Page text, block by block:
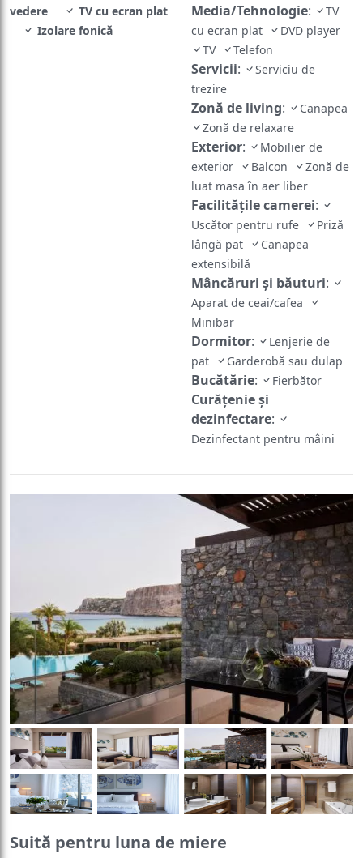
vedere
TV cu ecran plat
Izolare fonică
Media/Tehnologie:
TV
cu ecran plat
DVD player
TV
Telefon
Servicii:
Serviciu de
trezire
Zonă de living:
Canapea
Zonă de relaxare
Exterior:
Mobilier de
exterior
Balcon
Zonă de
luat masa în aer liber
Facilităţile camerei:
Uscător pentru rufe
Priză
lângă pat
Canapea
extensibilă
Mâncăruri și băuturi:
Aparat de ceai/cafea
Minibar
Dormitor:
Lenjerie de
pat
Garderobă sau dulap
Bucătărie: Fierbător
Curățenie și
dezinfectare:
Dezinfectant pentru mâini
Suită pentru luna de miere